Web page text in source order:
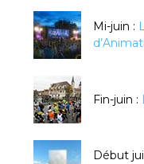
Mi-juin :
Fin-juin :
Début